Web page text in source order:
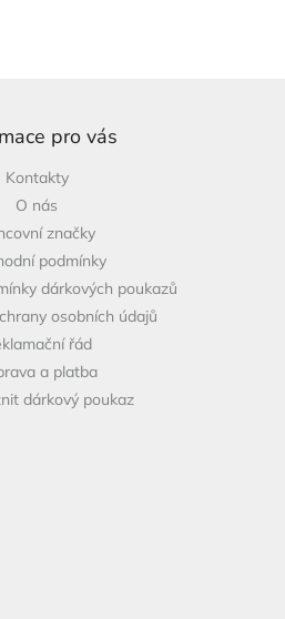
pro vás
Kontakty
O nás
značky
podmínky
dárkových poukazů
osobních údajů
řád
a platba
dárkový poukaz